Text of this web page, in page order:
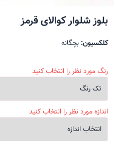
بلوز شلوار کوالای قرمز
کلکسیون: بچگانه
رنگ مورد نظر را انتخاب کنید
اندازه مورد نظر را انتخاب کنید